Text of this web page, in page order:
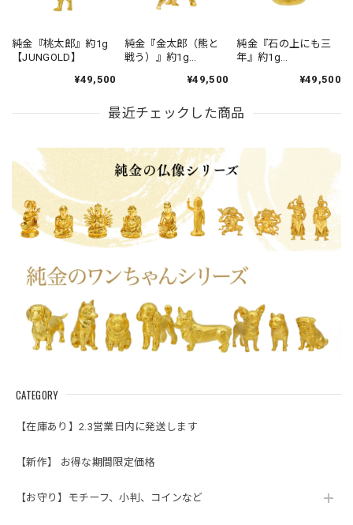
CATEGORY
【在庫あり】2.3営業日内に発送します
【新作】 お得な期間限定価格
【お守り】モチーフ、小判、コインなど
純金『桃太郎』約1g
【JUNGOLD】
¥49,500
純金『金太郎（熊と
戦う）』約1g
¥49,500
純金『石の上にも三
年』約1g
¥49,500
最近チェックした商品